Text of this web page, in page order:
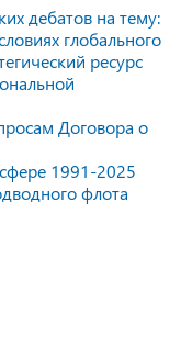
дебатов на тему:
глобального
ресурс
Договора о
1991-2025
флота